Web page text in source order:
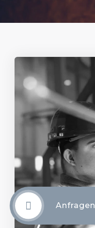
Anfragen